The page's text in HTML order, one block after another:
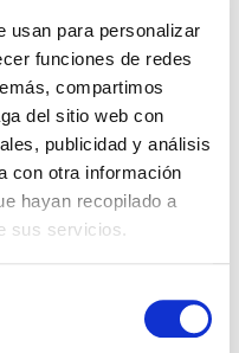
usan para personalizar
funciones de redes
compartimos
del sitio web con
publicidad y análisis
con otra información
hayan recopilado a
sus servicios.
este